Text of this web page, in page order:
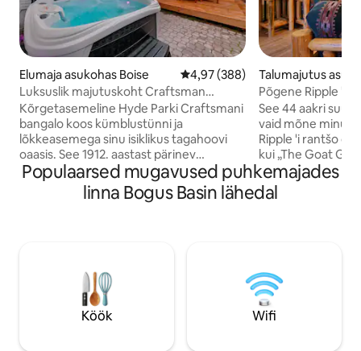
Elumaja asukohas Boise Keskmine hinnang 4,97/5, 388
4,97 (388)
Luksuslik majutuskoht Craftsman
@Hyde Park – mullivann + lõke
Kõrgetasemeline Hyde Parki Craftsmani
bangalo koos kümblustünni ja
lõkkeasemega sinu isiklikus tagahoovi
oaasis. See 1912. aastast pärinev
ühekorruseline renoveeritud Craftsmani
stiilis maja on tõeline pärl, mida
kaunistavad originaalsed puitdetailid ja
puudega ääristatud N Endi
naabruskonnas. Boise’i kõige
ihaldusväärsem asukoht Hyde Parkis +
5 minutit kesklinna. See kahe
Talumajutus
Põgene Ripple 'i
See 44 aakri
vaid mõne minuti
Ripple 'i rantšo
kui „The Goat Guy“ kodu.
mune, kitsepiima
taevast. Ripple Ranchi eesmärk on
levitada headust,
alast. Saadaval on puuküttega saun…
hooajaline oja,
suplust? Kitsetalled, kanad, hobused,
kassid, koerad,
Populaarsed mugavused puhkemajades
linna Bogus Basin lähedal
Köök Wifi